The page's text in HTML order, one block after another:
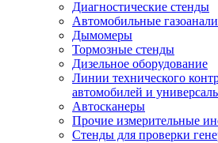
Диагностические стенды
Автомобильные
Дымомеры
Тормозные стенды
Дизельное оборудование
Линии технического
автомобилей и
Автосканеры
Прочие измерительные
Стенды для проверки